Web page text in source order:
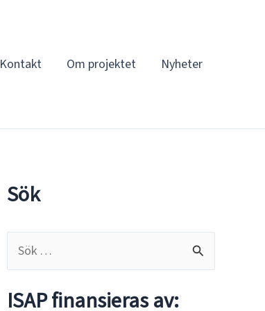
Kontakt Om projektet Nyheter
Sök
ö
kISAP finansieras av: